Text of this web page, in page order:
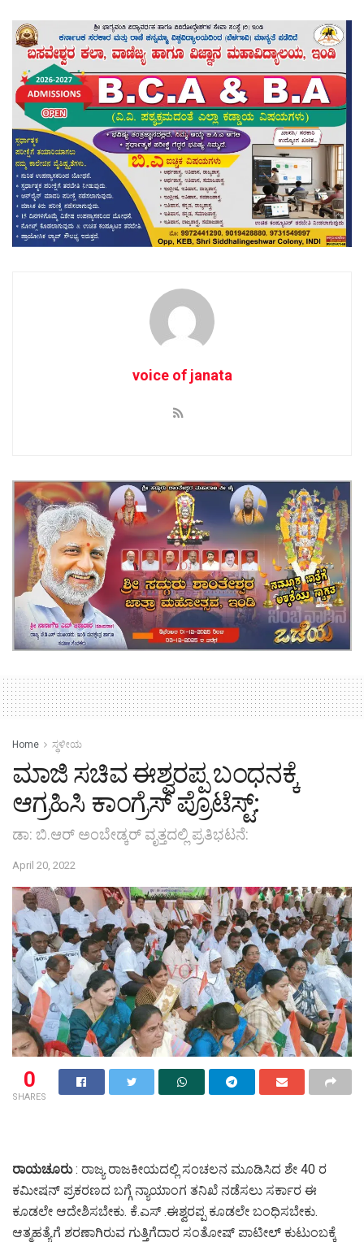
voice of janata
Home ಸ್ಥಳೀಯ
ಮಾಜಿ ಸಚಿವ ಈಶ್ವರಪ್ಪ ಬಂಧನಕ್ಕೆ
ಆಗ್ರಹಿಸಿ ಕಾಂಗ್ರೆಸ್ ಪ್ರೊಟೆಸ್ಟ್:
ಡಾ: ಬಿ.ಆರ್ ಅಂಬೇಡ್ಕರ್ ವೃತ್ತದಲ್ಲಿ ಪ್ರತಿಭಟನೆ:
April 20, 2022
0
SHARES
ರಾಯಚೂರು: ರಾಜ್ಯ ರಾಜಕೀಯದಲ್ಲಿ ಸಂಚಲನ ಮೂಡಿಸಿದ ಶೇ 40 ರ
ಕಮೀಷನ್ ಪ್ರಕರಣದ ಬಗ್ಗೆ ನ್ಯಾಯಾಂಗ ತನಿಖೆ ನಡೆಸಲು ಸರ್ಕಾರ ಈ
ಕೂಡಲೇ ಆದೇಶಿಸಬೇಕು. ಕೆ.ಎಸ್ .ಈಶ್ವರಪ್ಪ ಕೂಡಲೇ ಬಂಧಿಸಬೇಕು.
ಆತ್ಮಹತ್ಯೆಗೆ ಶರಣಾಗಿರುವ ಗುತ್ತಿಗೆದಾರ ಸಂತೋಷ್ ಪಾಟೀಲ್ ಕುಟುಂಬಕ್ಕೆ